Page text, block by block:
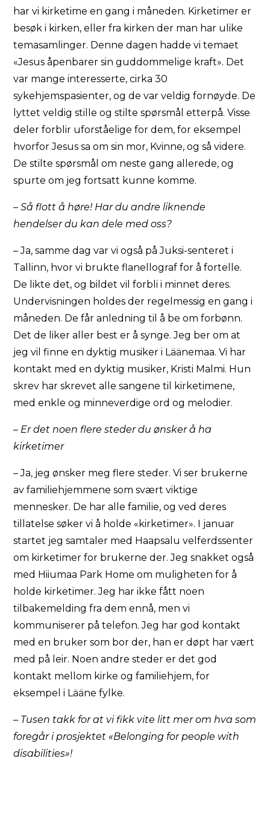
har vi kirketime en gang i måneden. Kirketimer er
besøk i kirken, eller fra kirken der man har ulike
temasamlinger. Denne dagen hadde vi temaet
«Jesus åpenbarer sin guddommelige kraft». Det
var mange interesserte, cirka 30
sykehjemspasienter, og de var veldig fornøyde. De
lyttet veldig stille og stilte spørsmål etterpå. Visse
deler forblir uforståelige for dem, for eksempel
hvorfor Jesus sa om sin mor, Kvinne, og så videre.
De stilte spørsmål om neste gang allerede, og
spurte om jeg fortsatt kunne komme.
– Så flott å høre! Har du andre liknende
hendelser du kan dele med oss?
– Ja, samme dag var vi også på Juksi-senteret i
Tallinn, hvor vi brukte flanellograf for å fortelle.
De likte det, og bildet vil forbli i minnet deres.
Undervisningen holdes der regelmessig en gang i
måneden. De får anledning til å be om forbønn.
Det de liker aller best er å synge. Jeg ber om at
jeg vil finne en dyktig musiker i Läänemaa. Vi har
kontakt med en dyktig musiker, Kristi Malmi. Hun
skrev har skrevet alle sangene til kirketimene,
med enkle og minneverdige ord og melodier.
– Er det noen flere steder du ønsker å ha
kirketimer
– Ja, jeg ønsker meg flere steder. Vi ser brukerne
av familiehjemmene som svært viktige
mennesker. De har alle familie, og ved deres
tillatelse søker vi å holde «kirketimer». I januar
startet jeg samtaler med Haapsalu velferdssenter
om kirketimer for brukerne der. Jeg snakket også
med Hiiumaa Park Home om muligheten for å
holde kirketimer. Jeg har ikke fått noen
tilbakemelding fra dem ennå, men vi
kommuniserer på telefon. Jeg har god kontakt
med en bruker som bor der, han er døpt har vært
med på leir. Noen andre steder er det god
kontakt mellom kirke og familiehjem, for
eksempel i Lääne fylke.
– Tusen takk for at vi fikk vite litt mer om hva som
foregår i prosjektet «Belonging for people with
disabilities»!